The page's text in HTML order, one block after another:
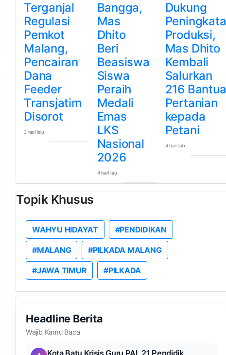
Terganjal
Regulasi
Pemkot
Malang,
Pencairan
Dana
Feeder
Transjatim
Disorot
3 hari lalu
Bangga,
Mas
Dhito
Beri
Beasiswa
Siswa
Peraih
Medali
Emas
LKS
Nasional
2026
4 hari lalu
Dukung
Produksi,
Mas Dhito
Kembali
Salurkan
216
Pertanian
kepada
Petani
4 hari lalu
Topik Khusus
WAHYU HIDAYAT #PENDIDIKAN
#MALANG #PILKADA MALANG
#JAWA TIMUR #PILKADA
Headline Berita
Wajib Kamu Baca
Kota Batu Krisis Guru PAI, 21 Pendidik